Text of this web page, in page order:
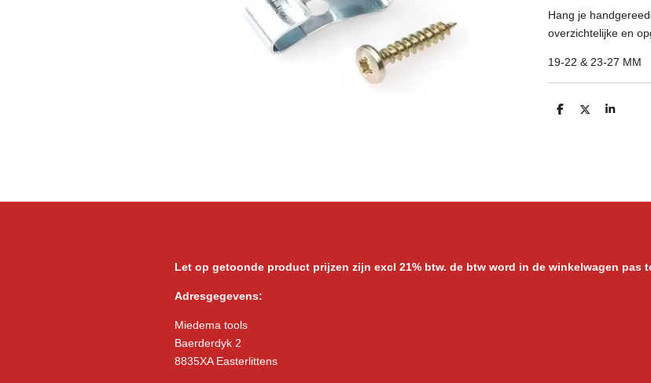
Hang je
overzichtelijke en
19-22 & 23-27 MM
D
D
S
Let op getoonde product prijzen zijn excl 21% btw. de btw word in de winkelwagen pas
Adresgegevens:
Miedema tools
Baerderdyk 2
8835XA Easterlittens